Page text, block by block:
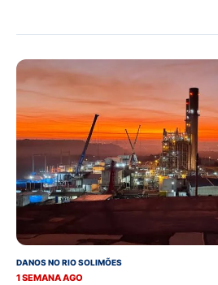
DANOS NO RIO SOLIMÕES
1 SEMANA AGO